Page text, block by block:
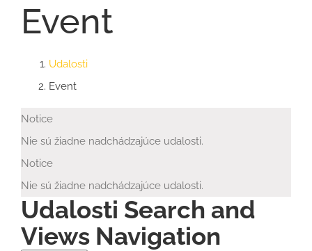
Event
Udalosti
Event
Udalosti
for
7.
augusta
2026
Notice
Nie sú žiadne nadchádzajúce udalosti.
Notice
Nie sú žiadne nadchádzajúce udalosti.
Udalosti Search and
Views Navigation